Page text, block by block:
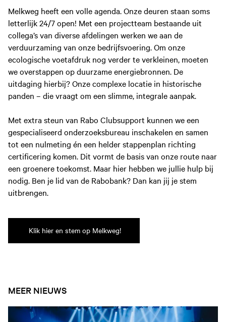
Melkweg heeft een volle agenda. Onze deuren staan soms
letterlijk 24/7 open! Met een projectteam bestaande uit
collega’s van diverse afdelingen werken we aan de
verduurzaming van onze bedrijfsvoering. Om onze
ecologische voetafdruk nog verder te verkleinen, moeten
we overstappen op duurzame energiebronnen. De
uitdaging hierbij? Onze complexe locatie in historische
panden – die vraagt om een slimme, integrale aanpak.
Met extra steun van Rabo Clubsupport kunnen we een
gespecialiseerd onderzoeksbureau inschakelen en samen
tot een nulmeting én een helder stappenplan richting
certificering komen. Dit vormt de basis van onze route naar
een groenere toekomst. Maar hier hebben we jullie hulp bij
nodig. Ben je lid van de Rabobank? Dan kan jij je stem
uitbrengen.
Klik hier en stem op Melkweg!
MEER NIEUWS
Open nieuws artikel